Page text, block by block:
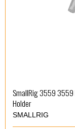
SmallRig 3559
Holder
SMALLRIG